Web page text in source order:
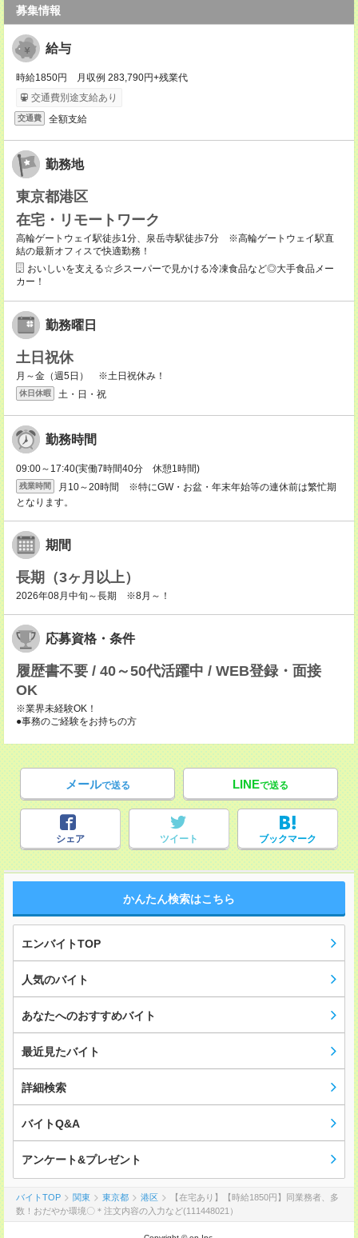
募集情報
給与
時給1850円 月収例 283,790円+残業代
交通費別途支給あり
交通費 全額支給
勤務地
東京都港区
在宅・リモートワーク
高輪ゲートウェイ駅徒歩1分、泉岳寺駅徒歩7分 ※高輪ゲートウェイ駅直
結の最新オフィスで快適勤務！
おいしいを支える☆彡スーパーで見かける冷凍食品など◎大手食品メー
カー！
勤務曜日
土日祝休
月～金（週5日） ※土日祝休み！
休日休暇 土・日・祝
勤務時間
09:00～17:40(実働7時間40分 休憩1時間)
残業時間
月10～20時間 ※特にGW・お盆・年末年始等の連休前は繁忙期
となります。
期間
長期（3ヶ月以上）
2026年08月中旬～長期 ※8月～！
応募資格・条件
履歴書不要 / 40～50代活躍中 / WEB登録・面接
OK
※業界未経験OK！
●事務のご経験をお持ちの方
メールで送る LINEで送る
シェア ツイート ブックマーク
かんたん検索はこちら
エンバイトTOP
人気のバイト
あなたへのおすすめバイト
最近見たバイト
詳細検索
バイトQ&A
アンケート&プレゼント
バイトTOP 関東 東京都 港区
【在宅あり】【時給1850円】同業務者、多
数！おだやか環境〇＊注文内容の入力など(111448021）